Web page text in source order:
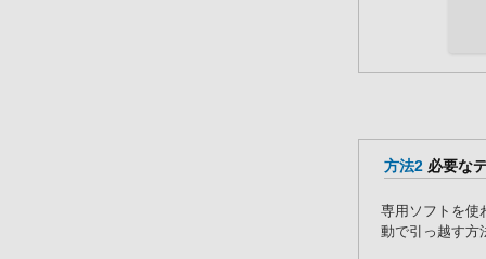
方法2必要な
専用ソフトを使
動で引っ越す方